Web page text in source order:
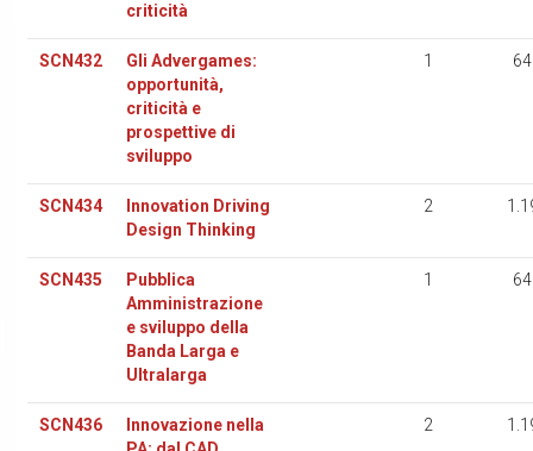
criticità
SCN432
Gli Advergames:
opportunità,
criticità e
prospettive di
sviluppo
1
SCN434
Innovation Driving
Design Thinking
2
SCN435
Pubblica
Amministrazione
e sviluppo della
Banda Larga e
Ultralarga
1
SCN436
Innovazione nella
2